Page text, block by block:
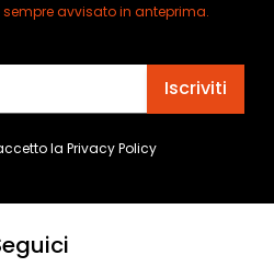
avvisato in anteprima.
Iscriviti
la Privacy Policy